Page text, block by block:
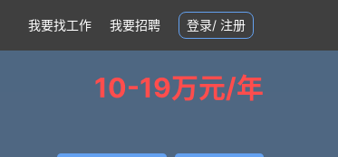
我要找工作 我要招聘 登录/ 注册
10-19万元/年